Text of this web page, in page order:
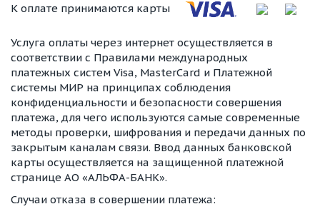
К оплате принимаются карты
Услуга оплаты через интернет осуществляется в
соответствии с Правилами международных
платежных систем Visa, MasterCard и Платежной
системы МИР на принципах соблюдения
конфиденциальности и безопасности совершения
платежа, для чего используются самые современные
методы проверки, шифрования и передачи данных по
закрытым каналам связи. Ввод данных банковской
карты осуществляется на защищенной платежной
странице АО «АЛЬФА-БАНК».
Случаи отказа в совершении платежа: